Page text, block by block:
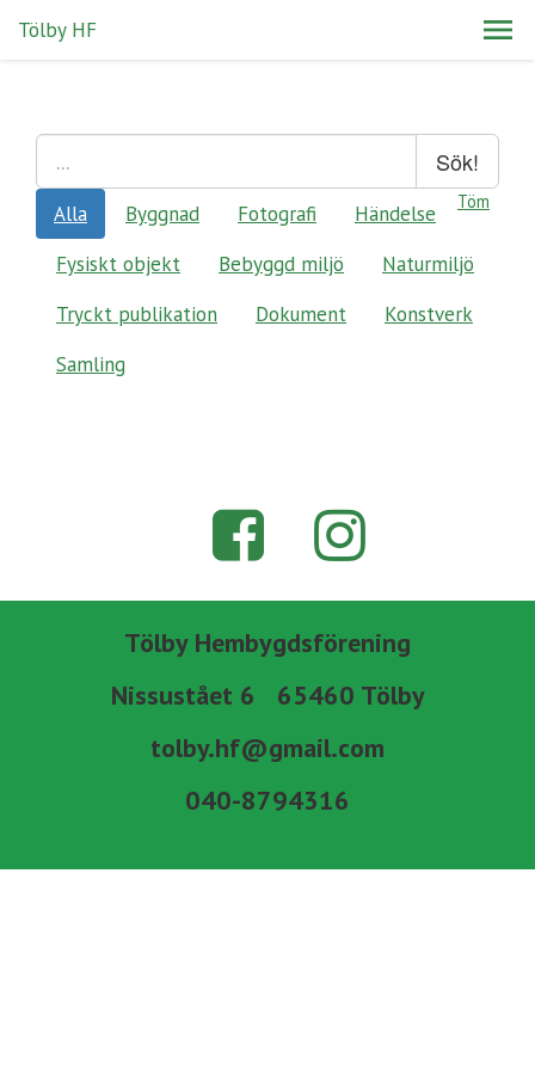
Tölby HF
Sök!
Töm
Alla Byggnad Fotografi
Händelse
Fysiskt objekt
Bebyggd miljö
Naturmiljö
Tryckt publikation
Dokument
Konstverk
Samling
Tölby Hembygdsförening
Nissustået 6 65460 Tölby
tolby.hf@gmail.com
040-8794316